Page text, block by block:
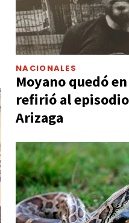
NACIONALES
Moyano quedó
refirió al
Arizaga